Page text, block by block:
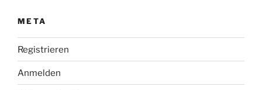
META
Registrieren
Anmelden